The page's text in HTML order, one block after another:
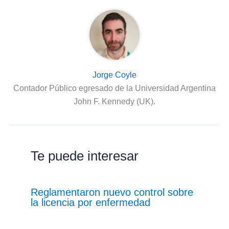
Jorge Coyle
Contador Público egresado de la Universidad Argentina
John F. Kennedy (UK).
Te puede interesar
Reglamentaron nuevo control sobre
la licencia por enfermedad